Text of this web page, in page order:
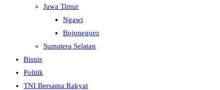
Jawa Timur
Ngawi
Bojonegoro
Sumatera Selatan
Bisnis
Politik
TNI Bersama Rakyat